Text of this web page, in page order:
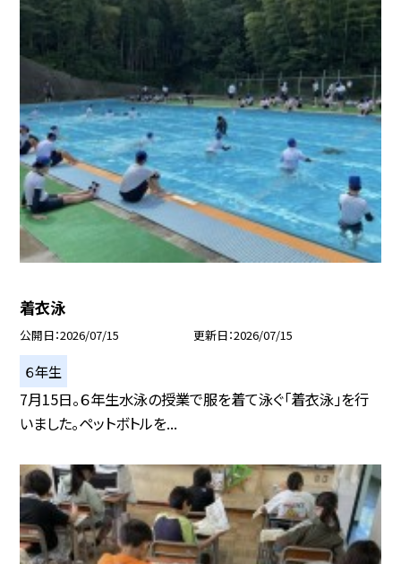
着衣泳
公開日 2026/07/15 更新日 2026/07/15
６年生
7月15日。６年生水泳の授業で服を着て泳ぐ「着衣泳」を行
いました。ペットボトルを...